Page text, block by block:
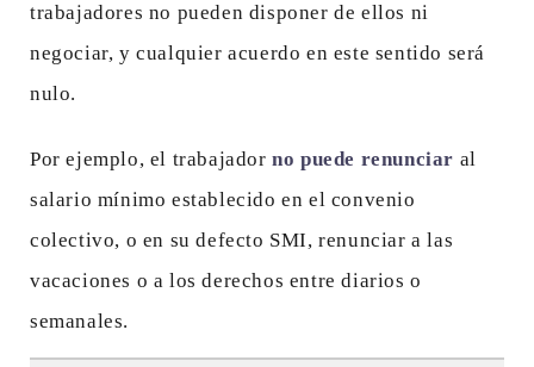
trabajadores no pueden disponer de ellos ni
negociar, y cualquier acuerdo en este sentido será
nulo.
Por ejemplo, el trabajadorno puede renunciar al
salario mínimo establecido en el convenio
colectivo, o en su defecto SMI, renunciar a las
vacaciones o a los derechos entre diarios o
semanales.